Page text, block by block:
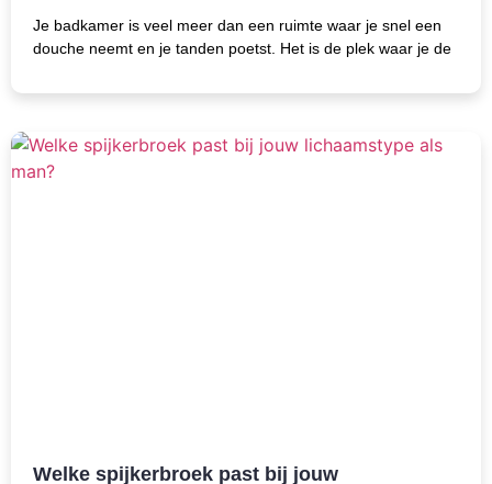
Je badkamer is veel meer dan een ruimte waar je snel een
douche neemt en je tanden poetst. Het is de plek waar je de
Welke spijkerbroek past bij jouw